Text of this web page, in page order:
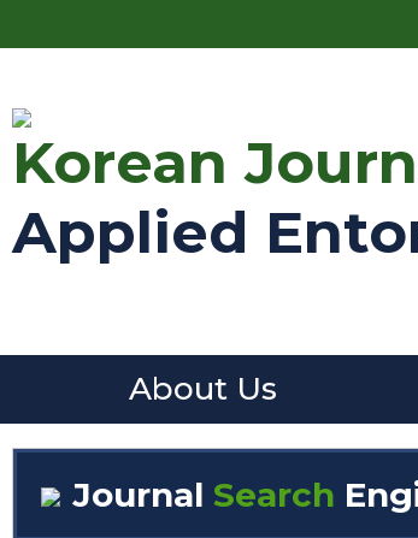
Korean
Applied
About Us
Journal Search